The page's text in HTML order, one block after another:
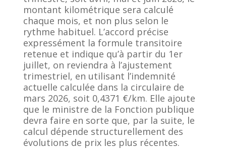
montant kilométrique sera calculé
chaque mois, et non plus selon le
rythme habituel. L’accord précise
expressément la formule transitoire
retenue et indique qu’à partir du 1er
juillet, on reviendra à l’ajustement
trimestriel, en utilisant l’indemnité
actuelle calculée dans la circulaire de
mars 2026, soit 0,4371 €/km. Elle ajoute
que le ministre de la Fonction publique
devra faire en sorte que, par la suite, le
calcul dépende structurellement des
évolutions de prix les plus récentes.